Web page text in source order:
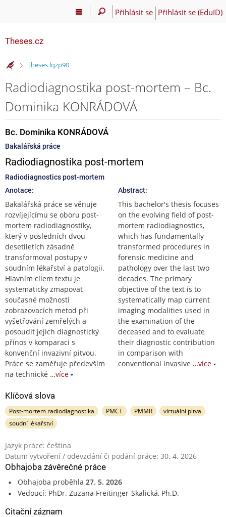
Přihlásit se Přihlásit se (EduID)
Theses.cz
>
Theses lqzp90
Radiodiagnostika post-mortem – Bc.
Dominika KONRÁDOVÁ
Bc. Dominika KONRÁDOVÁ
Bakalářská práce
Radiodiagnostika post-mortem
Radiodiagnostics post-mortem
Anotace:
Bakalářská práce se věnuje
rozvíjejícímu se oboru post-
mortem radiodiagnostiky,
který v posledních dvou
desetiletích zásadně
transformoval postupy v
soudním lékařství a patologii.
Hlavním cílem textu je
systematicky zmapovat
současné možnosti
zobrazovacích metod při
vyšetřování zemřelých a
posoudit jejich diagnostický
přínos v komparaci s
konvenční invazivní pitvou.
Práce se zaměřuje především
na technické …více
Abstract:
This bachelor's thesis focuses
on the evolving field of post-
mortem radiodiagnostics,
which has fundamentally
transformed procedures in
forensic medicine and
pathology over the last two
decades. The primary
objective of the text is to
systematically map current
imaging modalities used in
the examination of the
deceased and to evaluate
their diagnostic contribution
in comparison with
conventional invasive …více
Klíčová slova
Post-mortem radiodiagnostika PMCT PMMR
virtuální pitva
soudní lékařství
Jazyk práce: čeština
Datum vytvoření / odevzdání či podání práce: 30. 4. 2026
Obhajoba závěrečné práce
Obhajoba proběhla 27. 5. 2026
Vedoucí: PhDr. Zuzana Freitinger-Skalická, Ph.D.
Citační záznam